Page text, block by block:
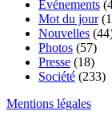
Événements
Mot du jour
Nouvelles
Photos (57)
Presse (18)
Société (233)
Mentions légales